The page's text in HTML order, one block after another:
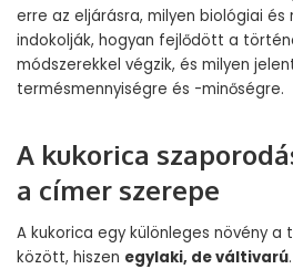
erre az eljárásra, milyen biológiai
indokolják, hogyan fejlődött a
módszerekkel végzik, és milyen
termésmennyiségre és -minőségre.
A kukorica
a címer szerepe
A kukorica egy különleges növény
között, hiszen egylaki, de váltivarú